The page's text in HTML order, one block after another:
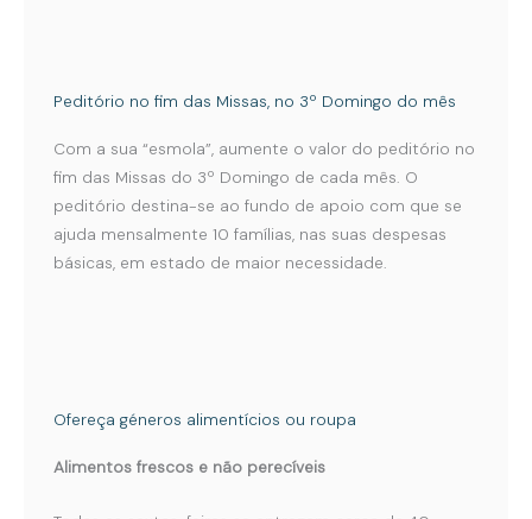
Peditório no fim das Missas, no 3º Domingo do mês
Com a sua “esmola”, aumente o valor do peditório no
fim das Missas do 3º Domingo de cada mês. O
peditório destina-se ao fundo de apoio com que se
ajuda mensalmente 10 famílias, nas suas despesas
básicas, em estado de maior necessidade.
Ofereça géneros alimentícios ou roupa
Alimentos frescos e não perecíveis